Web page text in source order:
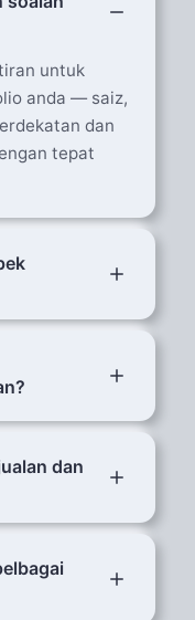
untuk
anda — saiz,
dan
tepat
tersuai anda
pilihan) dan
(bajet tinggi,
kecemasan
dan segera
dan
pembeli
hal
aduan)